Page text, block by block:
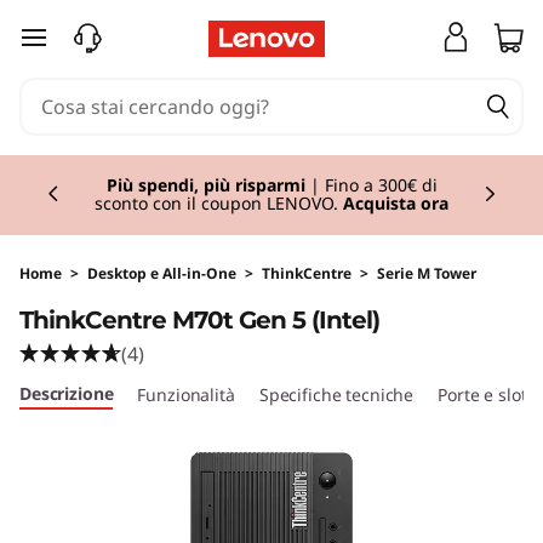
T
k
C
e
n
passa a contenuto principale
Lenovo Gaming | Risparmia alla grande con i
nostri PC e accessori da gaming in offerta.
Acquista ora
Home > Desktop e All-in-One > ThinkCentre > Serie M Tower
ThinkCentre M70t Gen 5 (Intel)
(4)
Descrizione Funzionalità Specifiche tecniche Porte e slot